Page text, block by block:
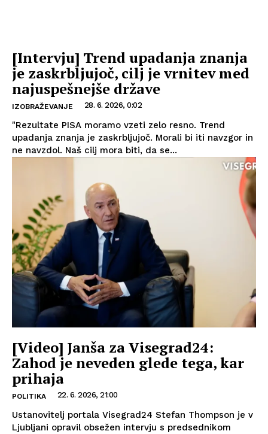
[Intervju] Trend upadanja znanja
je zaskrbljujoč, cilj je vrnitev med
najuspešnejše države
IZOBRAŽEVANJE 28. 6. 2026, 0:02
"Rezultate PISA moramo vzeti zelo resno. Trend
upadanja znanja je zaskrbljujoč. Morali bi iti navzgor in
ne navzdol. Naš cilj mora biti, da se...
[Video] Janša za Visegrad24:
Zahod je neveden glede tega, kar
prihaja
POLITIKA 22. 6. 2026, 21:00
Ustanovitelj portala Visegrad24 Stefan Thompson je v
Ljubljani opravil obsežen intervju s predsednikom